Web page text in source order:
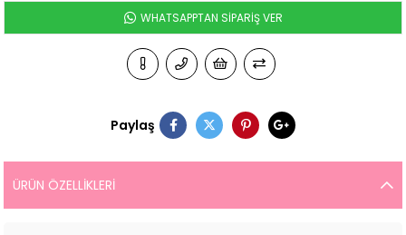
WHATSAPPTAN SİPARİŞ VER
Paylaş
ÜRÜN ÖZELLIKLERI